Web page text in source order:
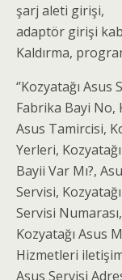
şarj aleti girişi,
adaptör girişi
Kaldırma,
‘’Kozyatağı Asus
Fabrika Bayi No,
Asus Tamircisi,
Yerleri,
Bayii Var Mı?,
Servisi,
Servisi
Kozyatağı Asus
Hizmetleri
Asus Servisi